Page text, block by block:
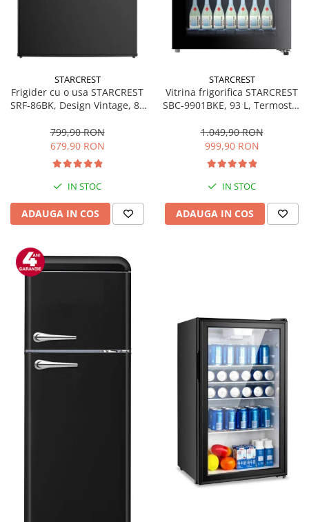
STARCREST
Frigider cu o usa STARCREST
SRF-86BK, Design Vintage, 85
interioara, H 84 cm, Negru
799,90 RON
679,90 RON
IN STOC
ADAUGA IN COS
STARCREST
Vitrina frigorifica STARCREST
SBC-9901BKE, 93 L, Termostat
sticla, H 84.5 cm, Negru
1.049,90 RON
999,90 RON
IN STOC
ADAUGA IN COS